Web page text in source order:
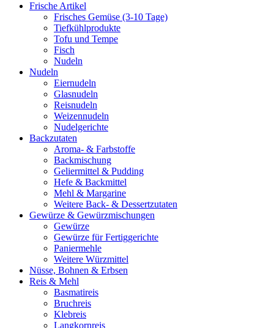
Frische Artikel
Frisches Gemüse (3-10 Tage)
Tiefkühlprodukte
Tofu und Tempe
Fisch
Nudeln
Nudeln
Eiernudeln
Glasnudeln
Reisnudeln
Weizennudeln
Nudelgerichte
Backzutaten
Aroma- & Farbstoffe
Backmischung
Geliermittel & Pudding
Hefe & Backmittel
Mehl & Margarine
Weitere Back- & Dessertzutaten
Gewürze & Gewürzmischungen
Gewürze
Gewürze für Fertiggerichte
Paniermehle
Weitere Würzmittel
Nüsse, Bohnen & Erbsen
Reis & Mehl
Basmatireis
Bruchreis
Klebreis
Langkornreis